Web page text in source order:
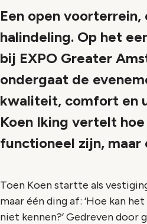
Een open
halindeling. Op het
bij EXPO Greater
ondergaat de
kwaliteit, comfort en
Koen Iking vertelt
functioneel zijn,
Toen Koen startte als
maar één ding af: ‘Hoe kan
niet kennen?’ Gedreven